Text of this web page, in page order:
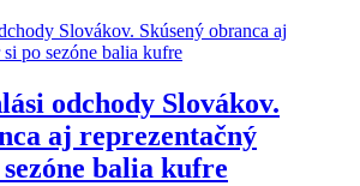
odchody Slovákov.
aj reprezentačný
balia kufre